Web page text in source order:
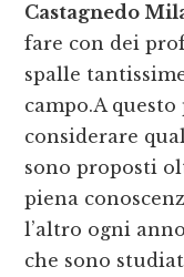
Castagnedo
fare con dei
spalle
campo.A
considerare
sono proposti
piena
l’altro ogni
che sono